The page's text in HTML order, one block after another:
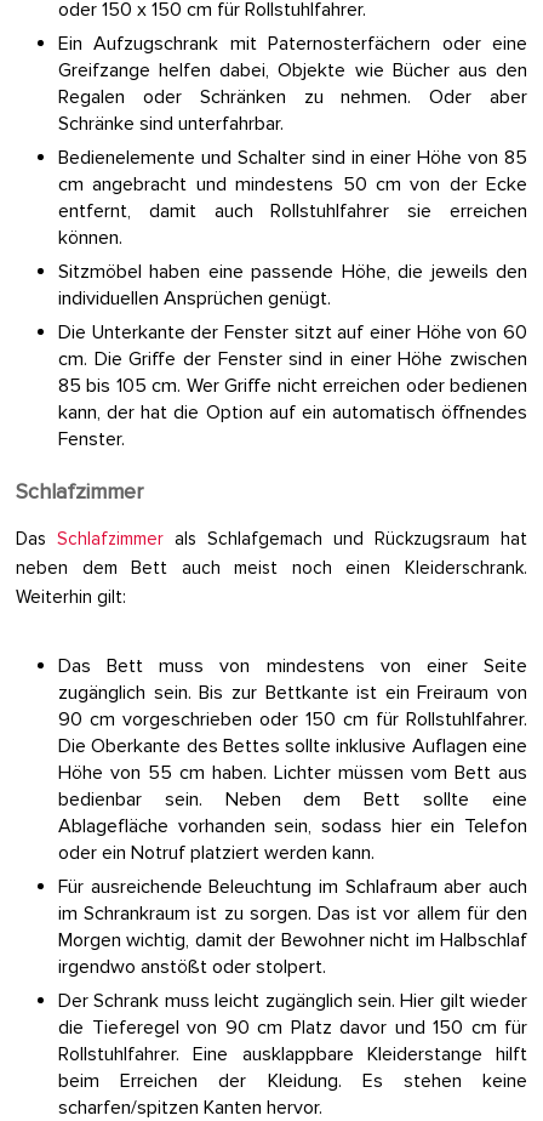
oder 150 x 150 cm für Rollstuhlfahrer.
Ein Aufzugschrank mit Paternosterfächern oder eine
Greifzange helfen dabei, Objekte wie Bücher aus den
Regalen oder Schränken zu nehmen. Oder aber
Schränke sind unterfahrbar.
Bedienelemente und Schalter sind in einer Höhe von 85
cm angebracht und mindestens 50 cm von der Ecke
entfernt, damit auch Rollstuhlfahrer sie erreichen
können.
Sitzmöbel haben eine passende Höhe, die jeweils den
individuellen Ansprüchen genügt.
Die Unterkante der Fenster sitzt auf einer Höhe von 60
cm. Die Griffe der Fenster sind in einer Höhe zwischen
85 bis 105 cm. Wer Griffe nicht erreichen oder bedienen
kann, der hat die Option auf ein automatisch öffnendes
Fenster.
Schlafzimmer
Das Schlafzimmer als Schlafgemach und Rückzugsraum hat
neben dem Bett auch meist noch einen Kleiderschrank.
Weiterhin gilt:
Das Bett muss von mindestens von einer Seite
zugänglich sein. Bis zur Bettkante ist ein Freiraum von
90 cm vorgeschrieben oder 150 cm für Rollstuhlfahrer.
Die Oberkante des Bettes sollte inklusive Auflagen eine
Höhe von 55 cm haben. Lichter müssen vom Bett aus
bedienbar sein. Neben dem Bett sollte eine
Ablagefläche vorhanden sein, sodass hier ein Telefon
oder ein Notruf platziert werden kann.
Für ausreichende Beleuchtung im Schlafraum aber auch
im Schrankraum ist zu sorgen. Das ist vor allem für den
Morgen wichtig, damit der Bewohner nicht im Halbschlaf
irgendwo anstößt oder stolpert.
Der Schrank muss leicht zugänglich sein. Hier gilt wieder
die Tieferegel von 90 cm Platz davor und 150 cm für
Rollstuhlfahrer. Eine ausklappbare Kleiderstange hilft
beim Erreichen der Kleidung. Es stehen keine
scharfen/spitzen Kanten hervor.